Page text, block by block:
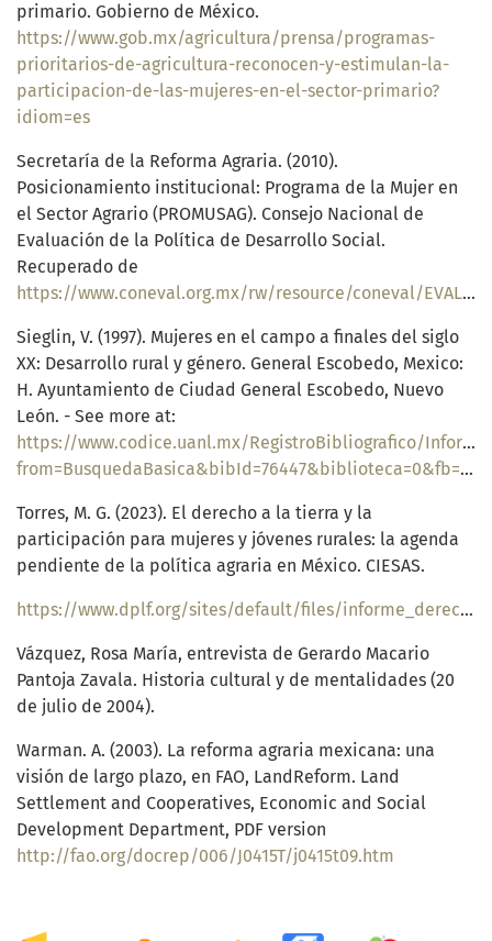
primario. Gobierno de México.
https://www.gob.mx/agricultura/prensa/programas-
prioritarios-de-agricultura-reconocen-y-estimulan-la-
participacion-de-las-mujeres-en-el-sector-primario?
idiom=es
Secretaría de la Reforma Agraria. (2010).
Posicionamiento institucional: Programa de la Mujer en
el Sector Agrario (PROMUSAG). Consejo Nacional de
Evaluación de la Política de Desarrollo Social.
Recuperado de
https://www.coneval.org.mx/rw/resource/coneval/EVALUACIONES/especificas_desempeno/dependencias/SRA/SRA1C.pdf
Sieglin, V. (1997). Mujeres en el campo a finales del siglo
XX: Desarrollo rural y género. General Escobedo, Mexico:
H. Ayuntamiento de Ciudad General Escobedo, Nuevo
León. - See more at:
https://www.codice.uanl.mx/RegistroBibliografico/
from=BusquedaBasica&bibId=76447&biblioteca=0&fb=&fm=&isbn=9682988446#sthash.qFGqCc2t.dpuf
Torres, M. G. (2023). El derecho a la tierra y la
participación para mujeres y jóvenes rurales: la agenda
pendiente de la política agraria en México. CIESAS.
https://www.dplf.org/sites/default/files/informe_derecho_acceso_a_tierra_y_participacion_mujeres_y_jovenes_mexico.pdf
Vázquez, Rosa María, entrevista de Gerardo Macario
Pantoja Zavala. Historia cultural y de mentalidades (20
de julio de 2004).
Warman. A. (2003). La reforma agraria mexicana: una
visión de largo plazo, en FAO, LandReform. Land
Settlement and Cooperatives, Economic and Social
Development Department, PDF version
http://fao.org/docrep/006/J0415T/j0415t09.htm